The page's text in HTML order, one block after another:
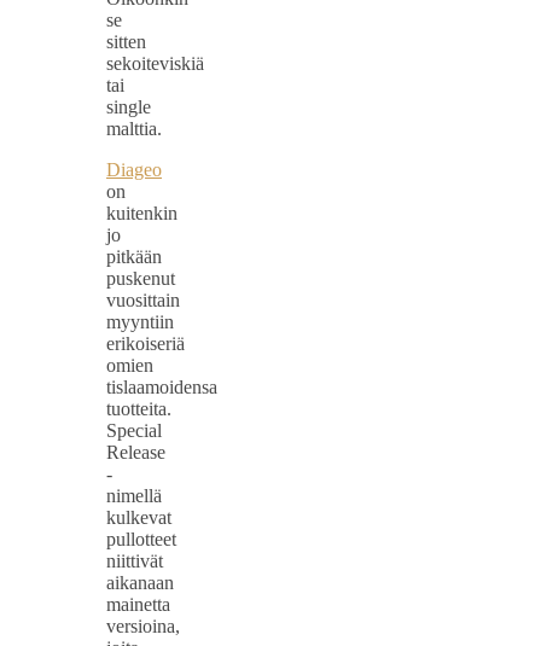
se
sitten
sekoiteviskiä
tai
single
malttia.
Diageo
on
kuitenkin
jo
pitkään
puskenut
vuosittain
myyntiin
erikoiseriä
omien
tislaamoidensa
tuotteita.
Special
Release
-
nimellä
kulkevat
pullotteet
niittivät
aikanaan
mainetta
versioina,